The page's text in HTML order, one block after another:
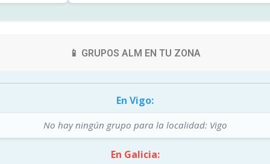
📱 GRUPOS ALM EN TU ZONA
En Vigo:
No hay ningún grupo para la localidad: Vigo
En Galicia: